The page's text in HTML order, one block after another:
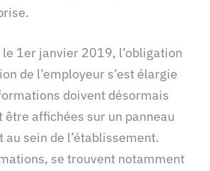
1er janvier 2019, l’obligation
de l’employeur s’est élargie
doivent désormais
affichées sur un panneau
au sein de l’établissement.
se trouvent notamment